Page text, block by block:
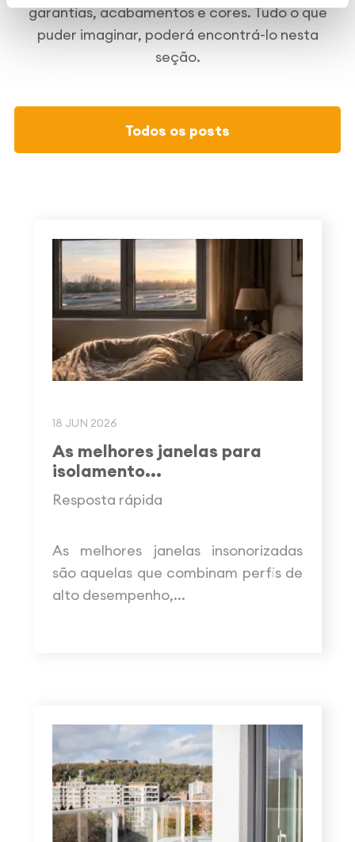
garantias, acabamentos e cores. Tudo o que
puder imaginar, poderá encontrá-lo nesta
seção.
Todos os posts
18 JUN 2026
As melhores janelas para
isolamento...
Resposta rápida
As melhores janelas insonorizadas
são aquelas que combinam perfis de
alto desempenho,...